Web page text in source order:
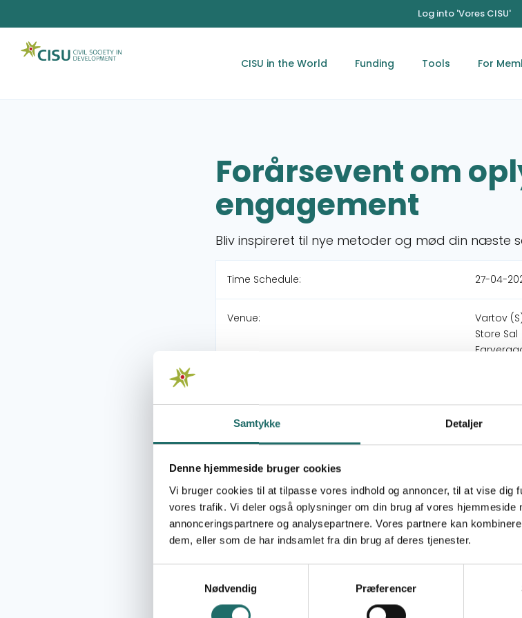
Samtykke Detaljer
Denne hjemmeside bruger cookies
Vi bruger cookies til at tilpasse vores indhold og annoncer, til at vise dig
vores trafik. Vi deler også oplysninger om din brug af vores hjemmeside
annonceringspartnere og analysepartnere. Vores partnere kan
dem, eller som de har indsamlet fra din brug af deres tjenester.
Nødvendig
Præferencer
Log into 'Vores CISU'
CISU in the World Funding Tools For
Forårsevent om
engagement
Bliv inspireret til nye metoder og mød din næste
Time Schedule: 27-04-
Venue:
Vartov
Store Sal
Course manager: Amalie
Available places: 46
Target audience
Potentielle ansøgere, projektmodtagere og andre